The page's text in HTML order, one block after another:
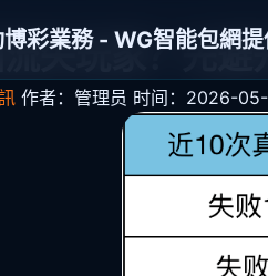
彩業務 - WG智能包網
失玩家？先
作者：管理员 时间：2026-